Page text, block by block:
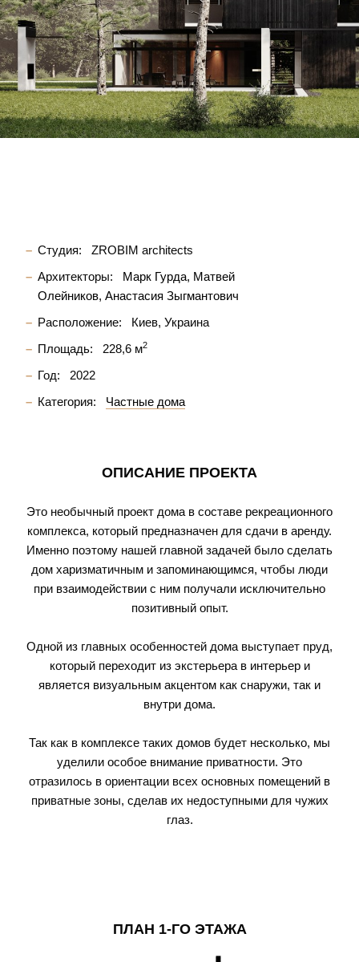
Студия:
ZROBIM architects
Архитекторы:
Марк Гурда Матвей
Олейников Анастасия Зыгмантович
Расположение:
Киев, Украина
Площадь:
228,6 м2
Год:
2022
Категория:
Частные дома
ОПИСАНИЕ ПРОЕКТА
Это необычный проект дома в составе рекреационного
комплекса, который предназначен для сдачи в аренду.
Именно поэтому нашей главной задачей было сделать
дом харизматичным и запоминающимся, чтобы люди
при взаимодействии с ним получали исключительно
позитивный опыт.
Одной из главных особенностей дома выступает пруд,
который переходит из экстерьера в интерьер и
является визуальным акцентом как снаружи, так и
внутри дома.
Так как в комплексе таких домов будет несколько, мы
уделили особое внимание приватности. Это
отразилось в ориентации всех основных помещений в
приватные зоны, сделав их недоступными для чужих
глаз.
ПЛАН 1-ГО ЭТАЖА